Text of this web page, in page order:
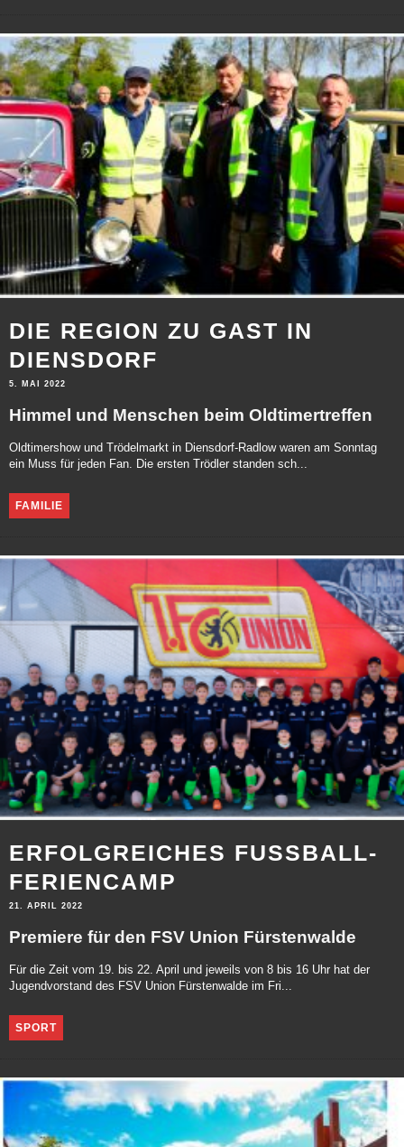
DIE REGION ZU GAST IN
DIENSDORF
5. MAI 2022
Himmel und Menschen beim Oldtimertreffen
Oldtimershow und Trödelmarkt in Diensdorf-Radlow waren am Sonntag
ein Muss für jeden Fan. Die ersten Trödler standen sch...
FAMILIE
ERFOLGREICHES FUSSBALL-F
ERIENCAMP
21. APRIL 2022
Premiere für den FSV Union Fürstenwalde
Für die Zeit vom 19. bis 22. April und jeweils von 8 bis 16 Uhr hat der
Jugendvorstand des FSV Union Fürstenwalde im Fri...
SPORT